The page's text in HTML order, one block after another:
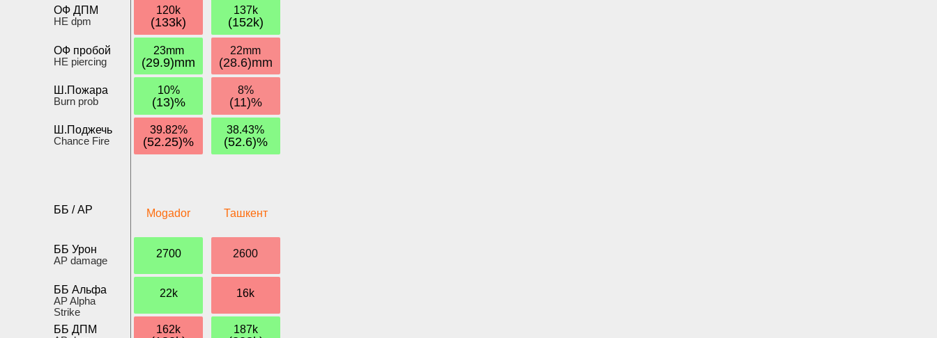
ОФ ДПМ
HE dpm
ОФ пробой
HE piercing
Ш.Пожара
Burn prob
Ш.Поджечь
Chance Fire
ББ / AP
ББ Урон
AP damage
ББ Альфа
AP Alpha
Strike
ББ ДПМ
120k
(133k)
23mm
(29.9)mm
10%
(13)%
39.82%
(52.25)%
Mogador
2700
22k
162k
137k
(152k)
22mm
(28.6)mm
8%
(11)%
38.43%
(52.6)%
Ташкент
2600
16k
187k